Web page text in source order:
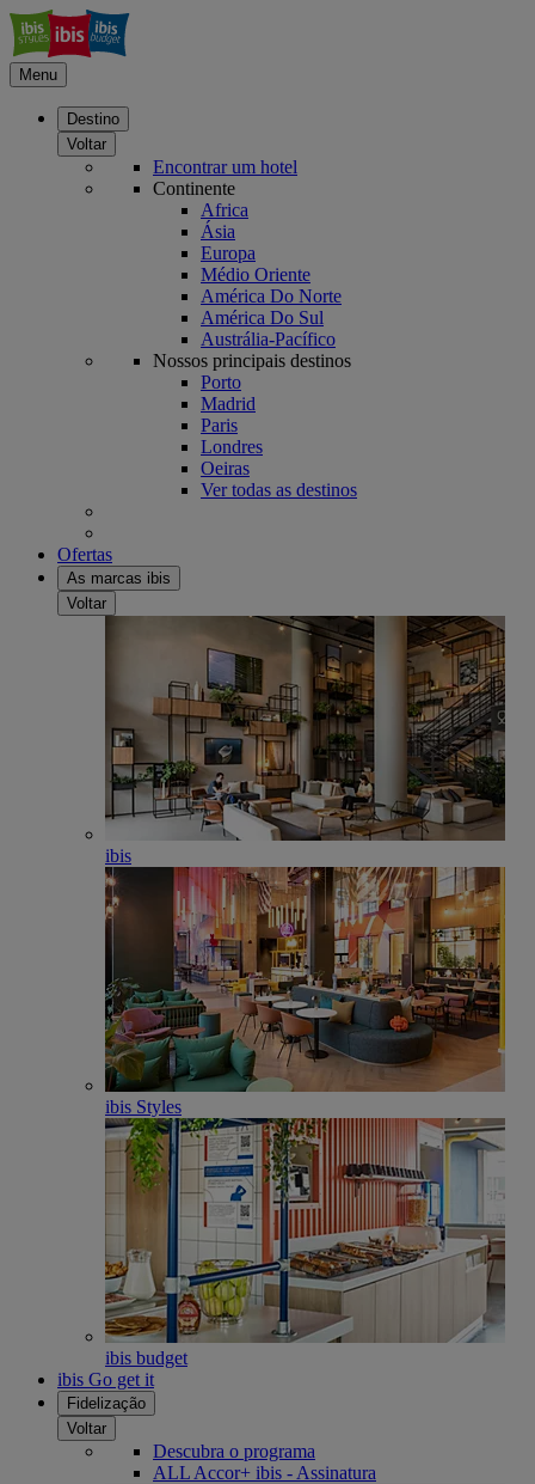
Menu
Destino
Voltar
Encontrar um hotel
Continente
Africa
Ásia
Europa
Médio Oriente
América Do Norte
América Do Sul
Austrália-Pacífico
Nossos principais destinos
Porto
Madrid
Paris
Londres
Oeiras
Ver todas as destinos
Ofertas
As marcas ibis
Voltar
ibis
ibis Styles
ibis budget
ibis Go get it
Fidelização
Voltar
Descubra o programa
ALL Accor+ ibis - Assinatura